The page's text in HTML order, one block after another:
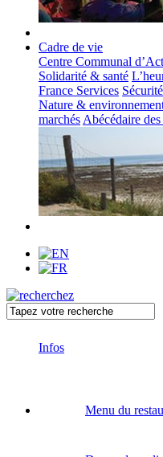
Cadre de vie
Centre Communal
Solidarité & santé
France Services
Nature &
marchés Abécédaire
Infos
Menu du